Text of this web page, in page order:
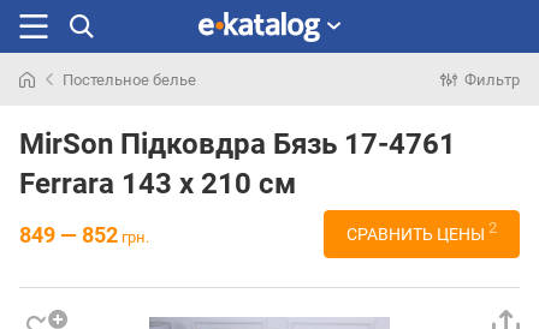
раньше
Постельное белье Фильтр
MirSon Підковдра Бязь 17-4761
Ferrara 143 x 210 см
849 — 852 грн. СРАВНИТЬ ЦЕНЫ 2